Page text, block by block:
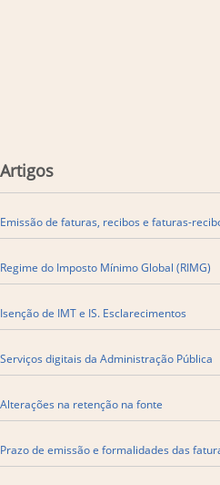
Artigos
Emissão de faturas, recibos e faturas-
​Regime do Imposto Mínimo Global (RIMG)
Isenção de IMT e IS. Esclarecimentos
Serviços digitais da Administração Pública
Alterações na retenção na fonte
Prazo de emissão e formalidades das